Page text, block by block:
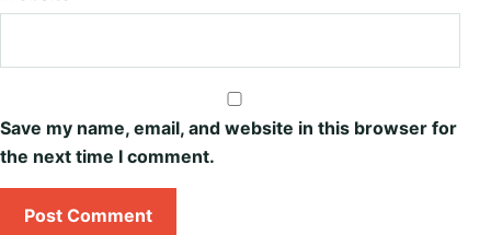
Save my name, email, and website in this browser for
the next time I comment.